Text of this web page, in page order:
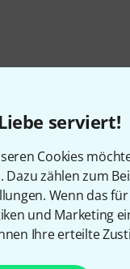
serviert!
Cookies
Dazu zählen zum
Wenn das
und Marketing
Ihre erteilte
BEI UNS SEIT
2010